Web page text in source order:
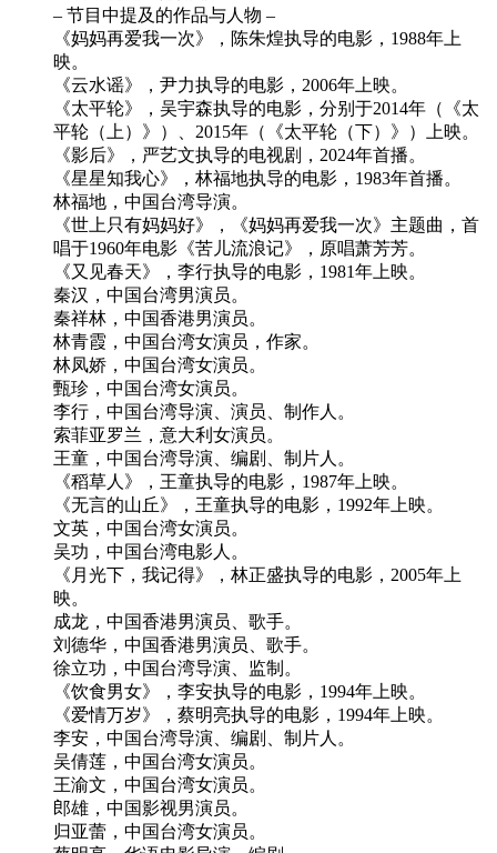
– 节目中提及的作品与人物 –
《妈妈再爱我一次》，陈朱煌执导的电影，1988年上
映。
《云水谣》，尹力执导的电影，2006年上映。
《太平轮》，吴宇森执导的电影，分别于2014年（《太
平轮（上）》）、2015年（《太平轮（下）》）上映。
《影后》，严艺文执导的电视剧，2024年首播。
《星星知我心》，林福地执导的电影，1983年首播。
林福地，中国台湾导演。
《世上只有妈妈好》，《妈妈再爱我一次》主题曲，首
唱于1960年电影《苦儿流浪记》，原唱萧芳芳。
《又见春天》，李行执导的电影，1981年上映。
秦汉，中国台湾男演员。
秦祥林，中国香港男演员。
林青霞，中国台湾女演员，作家。
林凤娇，中国台湾女演员。
甄珍，中国台湾女演员。
李行，中国台湾导演、演员、制作人。
索菲亚罗兰，意大利女演员。
王童，中国台湾导演、编剧、制片人。
《稻草人》，王童执导的电影，1987年上映。
《无言的山丘》，王童执导的电影，1992年上映。
文英，中国台湾女演员。
吴功，中国台湾电影人。
《月光下，我记得》，林正盛执导的电影，2005年上
映。
成龙，中国香港男演员、歌手。
刘德华，中国香港男演员、歌手。
徐立功，中国台湾导演、监制。
《饮食男女》，李安执导的电影，1994年上映。
《爱情万岁》，蔡明亮执导的电影，1994年上映。
李安，中国台湾导演、编剧、制片人。
吴倩莲，中国台湾女演员。
王渝文，中国台湾女演员。
郎雄，中国影视男演员。
归亚蕾，中国台湾女演员。